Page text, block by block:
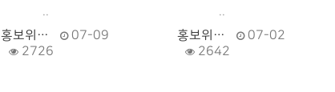
..
홍보위…
07-09
2726
..
홍보위…
07-02
2642